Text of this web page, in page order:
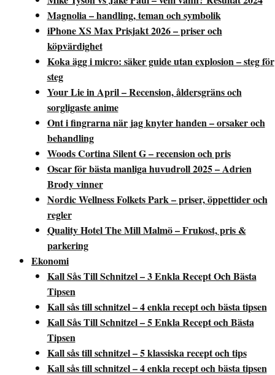
Magnolia – handling, teman och symbolik
iPhone XS Max Prisjakt 2026 – priser och
köpvärdighet
Koka ägg i micro: säker guide utan explosion – steg för
steg
Your Lie in April – Recension, åldersgräns och
sorgligaste anime
Ont i fingrarna när jag knyter handen – orsaker och
behandling
Woods Cortina Silent G – recension och pris
Oscar för bästa manliga huvudroll 2025 – Adrien
Brody vinner
Nordic Wellness Folkets Park – priser, öppettider och
regler
Quality Hotel The Mill Malmö – Frukost, pris &
parkering
Ekonomi
Kall Sås Till Schnitzel – 3 Enkla Recept Och Bästa
Tipsen
Kall sås till schnitzel – 4 enkla recept och bästa tipsen
Kall Sås Till Schnitzel – 5 Enkla Recept och Bästa
Tipsen
Kall sås till schnitzel – 5 klassiska recept och tips
Kall sås till schnitzel – 4 enkla recept och bästa tipsen